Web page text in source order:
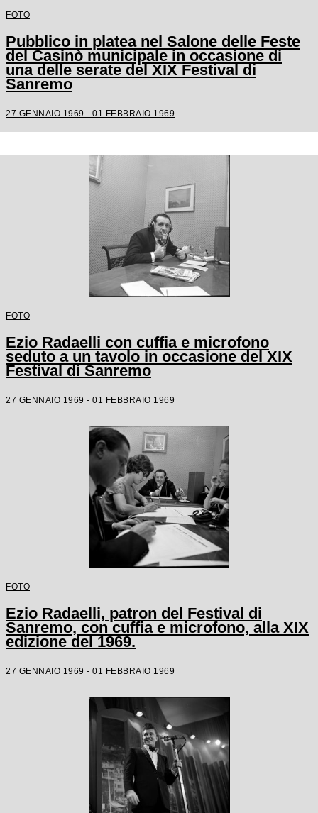
FOTO
Pubblico in platea nel Salone delle Feste
del Casinò municipale in occasione di
una delle serate del XIX Festival di
Sanremo
27 GENNAIO 1969 - 01 FEBBRAIO 1969
FOTO
Ezio Radaelli con cuffia e microfono
seduto a un tavolo in occasione del XIX
Festival di Sanremo
27 GENNAIO 1969 - 01 FEBBRAIO 1969
FOTO
Ezio Radaelli, patron del Festival di
Sanremo, con cuffia e microfono, alla XIX
edizione del 1969.
27 GENNAIO 1969 - 01 FEBBRAIO 1969